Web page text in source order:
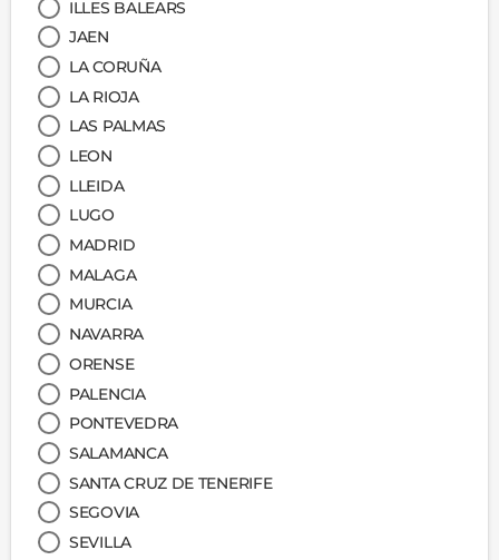
ILLES BALEARS
JAEN
LA CORUÑA
LA RIOJA
LAS PALMAS
LEON
LLEIDA
LUGO
MADRID
MALAGA
MURCIA
NAVARRA
ORENSE
PALENCIA
PONTEVEDRA
SALAMANCA
SANTA CRUZ DE TENERIFE
SEGOVIA
SEVILLA